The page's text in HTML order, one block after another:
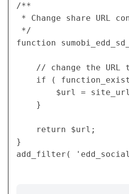
/**
* Change share URL
*/
function
}